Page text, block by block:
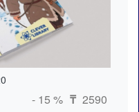
- 15 % ₸ 2590